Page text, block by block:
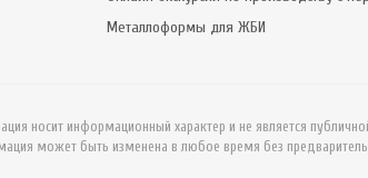
Металлоформы для ЖБИ
носит информационный характер и не является
может быть изменена в любое время без